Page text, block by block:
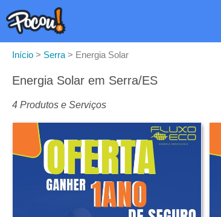
Início > Serra > Energia Solar
Energia Solar em Serra/ES
4 Produtos e Serviços